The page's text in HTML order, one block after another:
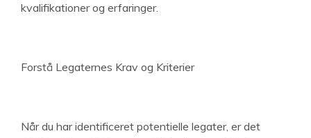
kvalifikationer og erfaringer.
Forstå Legaternes Krav og Kriterier
Når du har identificeret potentielle legater, er det